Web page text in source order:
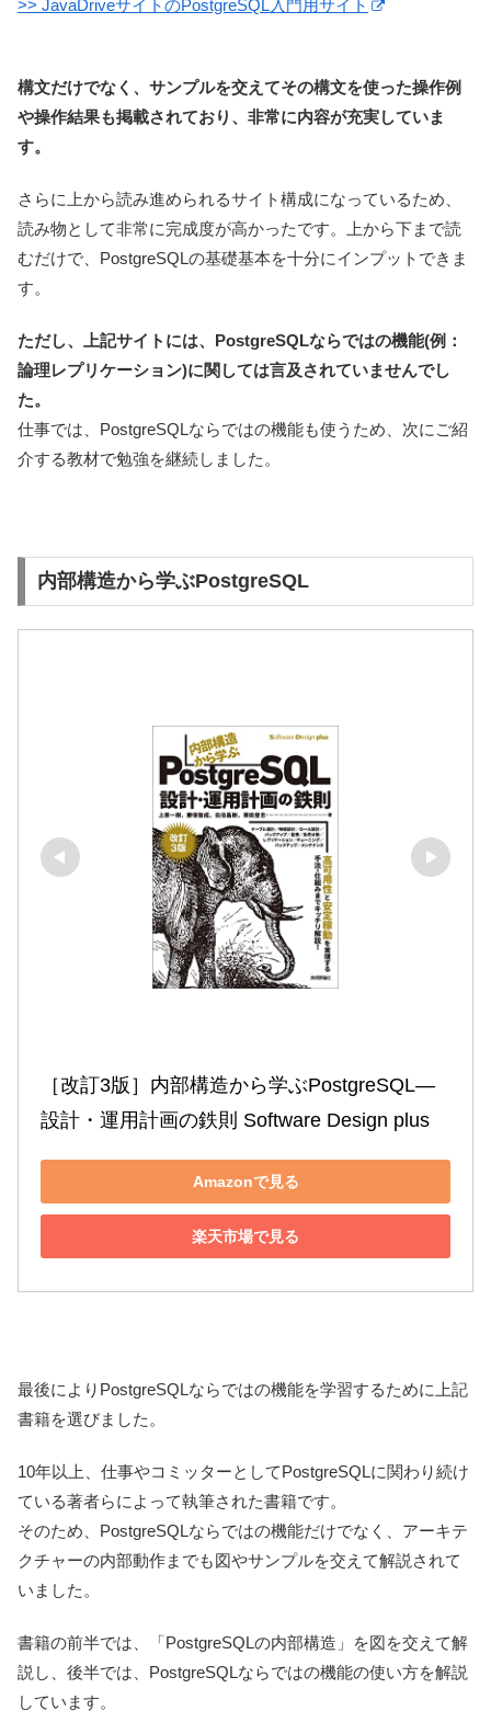
>> JavaDriveサイトのPostgreSQL入門用サイト
構文だけでなく、サンプルを交えてその構文を使った操作例
や操作結果も掲載されており、非常に内容が充実していま
す。
さらに上から読み進められるサイト構成になっているため、
読み物として非常に完成度が高かったです。上から下まで読
むだけで、PostgreSQLの基礎基本を十分にインプットできま
す。
ただし、上記サイトには、PostgreSQLならではの機能(例：
論理レプリケーション)に関しては言及されていませんでし
た。
仕事では、PostgreSQLならではの機能も使うため、次にご紹
介する教材で勉強を継続しました。
内部構造から学ぶPostgreSQL
［改訂3版］内部構造から学ぶPostgreSQL―
設計・運用計画の鉄則 Software Design plus
Amazonで見る
楽天市場で見る
最後によりPostgreSQLならではの機能を学習するために上記
書籍を選びました。
10年以上、仕事やコミッターとしてPostgreSQLに関わり続け
ている著者らによって執筆された書籍です。
そのため、PostgreSQLならではの機能だけでなく、アーキテ
クチャーの内部動作までも図やサンプルを交えて解説されて
いました。
書籍の前半では、「PostgreSQLの内部構造」を図を交えて解
説し、後半では、PostgreSQLならではの機能の使い方を解説
しています。